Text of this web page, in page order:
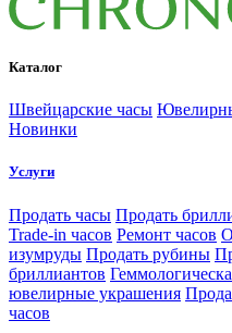
Каталог
Швейцарские часы
Новинки
Услуги
Продать часы Продать
Trade-in часов Ремонт часов
изумруды Продать рубины
бриллиантов
ювелирные украшения
часов